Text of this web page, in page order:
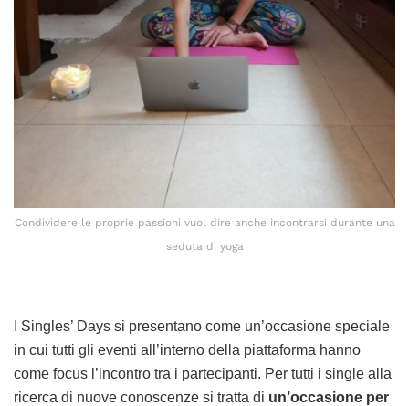
Condividere le proprie passioni vuol dire anche incontrarsi durante una
seduta di yoga
I Singles’ Days si presentano come un’occasione speciale
in cui tutti gli eventi all’interno della piattaforma hanno
come focus l’incontro tra i partecipanti. Per tutti i single alla
ricerca di nuove conoscenze si tratta di un’occasione per